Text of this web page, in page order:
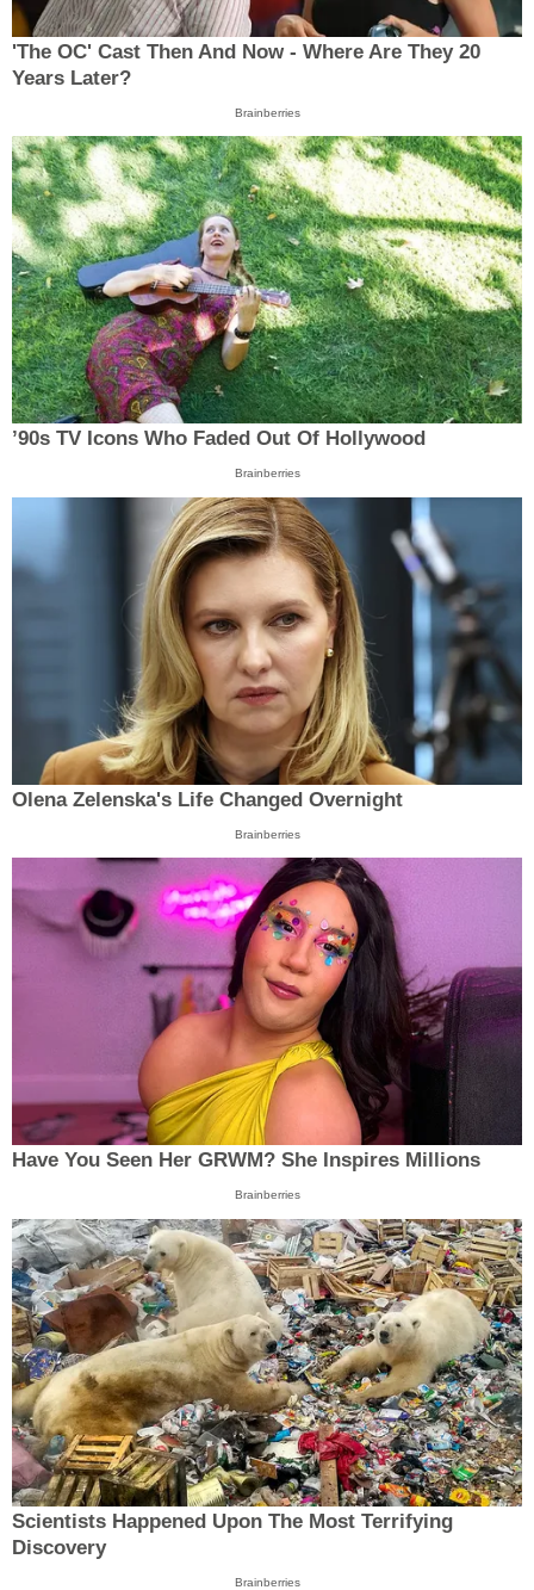
'The OC' Cast Then And Now - Where Are They 20
Years Later?
Brainberries
’90s TV Icons Who Faded Out Of Hollywood
Brainberries
Olena Zelenska's Life Changed Overnight
Brainberries
Have You Seen Her GRWM? She Inspires Millions
Brainberries
Scientists Happened Upon The Most Terrifying
Discovery
Brainberries